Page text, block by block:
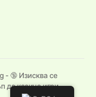
- 🔞 Изисква се
до казино игри.